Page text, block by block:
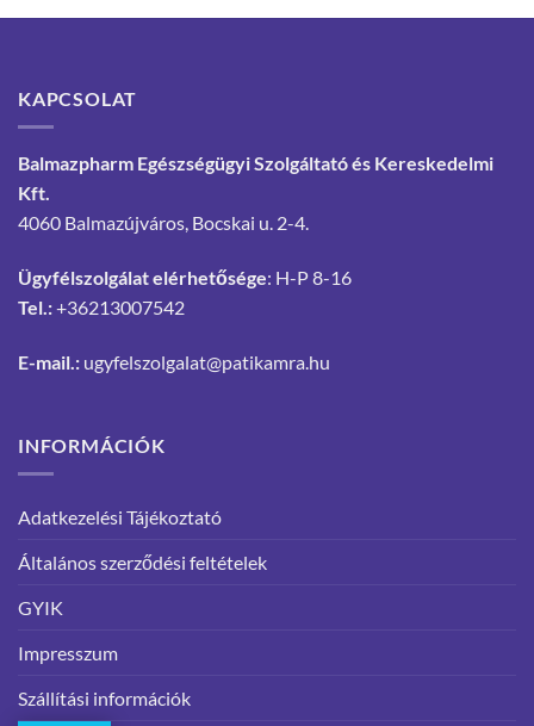
KAPCSOLAT
Balmazpharm Egészségügyi Szolgáltató és Kereskedelmi
Kft.
4060 Balmazújváros, Bocskai u. 2-4.
Ügyfélszolgálat elérhetősége: H-P 8-16
Tel.:+36213007542
E-mail.: ugyfelszolgalat@patikamra.hu
INFORMÁCIÓK
Adatkezelési Tájékoztató
Általános szerződési feltételek
GYIK
Impresszum
Szállítási információk